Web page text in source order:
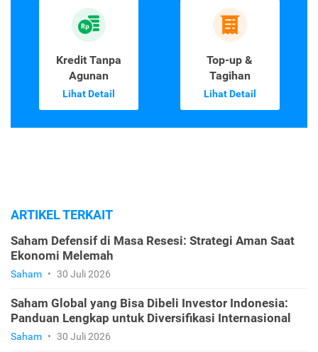
Kredit Tanpa
Agunan
Lihat Detail
Top-up &
Tagihan
Lihat Detail
ARTIKEL TERKAIT
Saham Defensif di Masa Resesi: Strategi Aman Saat
Ekonomi Melemah
Saham • 30 Juli 2026
Saham Global yang Bisa Dibeli Investor Indonesia:
Panduan Lengkap untuk Diversifikasi Internasional
Saham • 30 Juli 2026